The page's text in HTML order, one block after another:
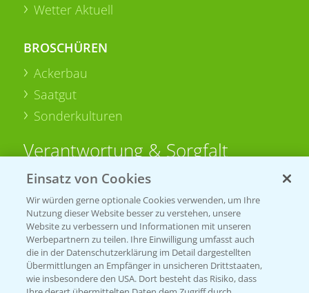
Wetter Aktuell
BROSCHÜREN
Ackerbau
Saatgut
Sonderkulturen
Verantwortung & Sorgfalt
Sammelstellen und Termine
PRE - Chemikalien sicher entsorgen
Sammelstellen und Termine
Einsatz von Cookies
Wir würden gerne optionale Cookies verwenden, um Ihre
Nutzung dieser Website besser zu verstehen, unsere
Website zu verbessern und Informationen mit unseren
Werbepartnern zu teilen. Ihre Einwilligung umfasst auch
die in der Datenschutzerklärung im Detail dargestellten
Übermittlungen an Empfänger in unsicheren Drittstaaten,
wie insbesondere den USA. Dort besteht das Risiko, dass